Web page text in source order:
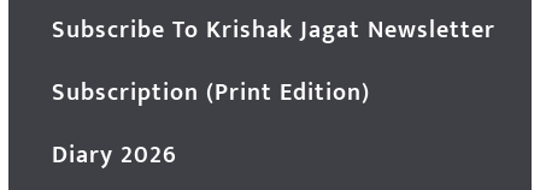
Subscribe To Krishak Jagat Newsletter
Subscription (Print Edition)
Diary 2026